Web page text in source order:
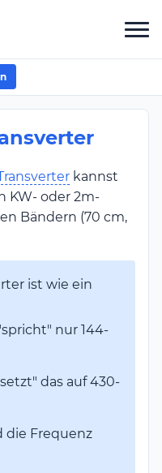
kannst
KW- oder 2m-
Bändern (70 cm,
ist wie ein
nur 144-
das auf 430-
die Frequenz